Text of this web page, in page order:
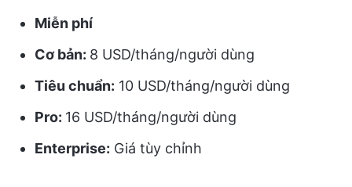
Miễn phí
Cơ bản: 8 USD/tháng/người dùng
Tiêu chuẩn: 10 USD/tháng/người dùng
Pro: 16 USD/tháng/người dùng
Enterprise: Giá tùy chỉnh